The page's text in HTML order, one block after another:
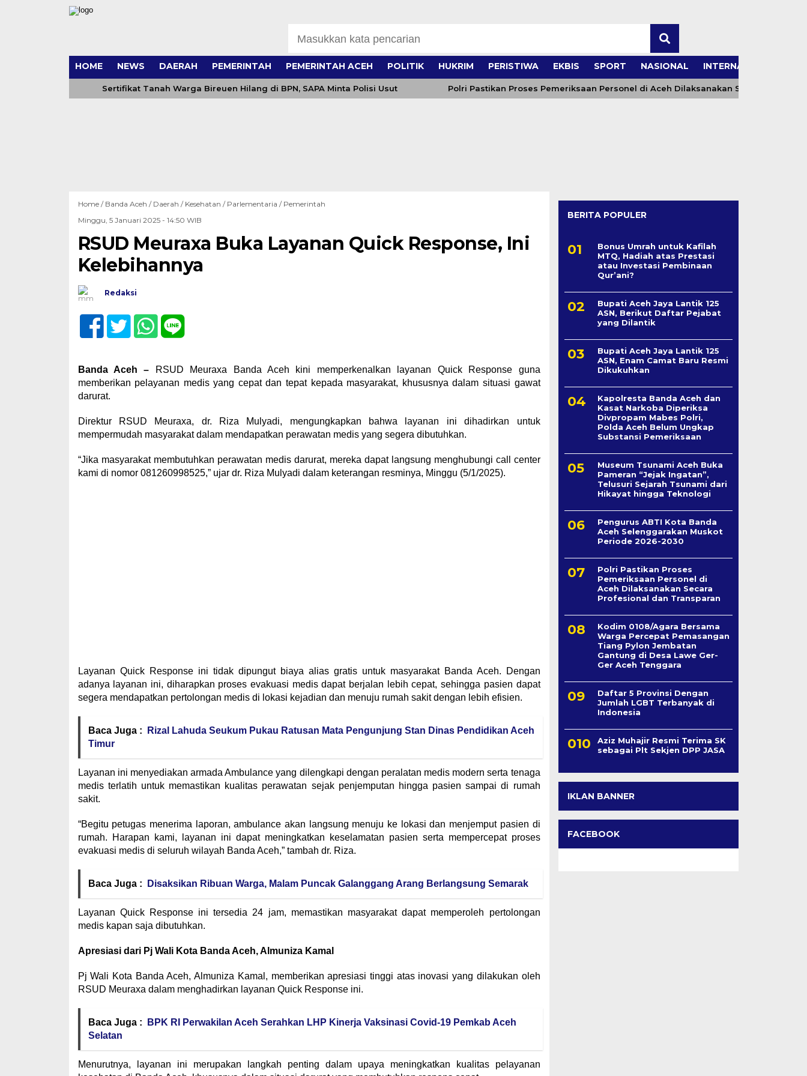
HOME NEWS DAERAH PEMERINTAH PEMERINTAH ACEH POLITIK HUKRIM PERISTIWA EKBIS SPORT NASIONAL INTERNASIONAL
Sertifikat Tanah Warga Bireuen Hilang di BPN, SAPA Minta Polisi Usut Polri Pastikan Proses Pemeriksaan Personel di Aceh Dilaksanakan Secara
Home / Banda Aceh / Daerah / Kesehatan / Parlementaria / Pemerintah
Minggu, 5 Januari 2025 - 14:50 WIB
RSUD Meuraxa Buka Layanan Quick Response, Ini
Kelebihannya
Redaksi
Banda Aceh – RSUD Meuraxa Banda Aceh kini memperkenalkan layanan Quick Response guna
memberikan pelayanan medis yang cepat dan tepat kepada masyarakat, khususnya dalam situasi gawat
darurat.
Direktur RSUD Meuraxa, dr. Riza Mulyadi, mengungkapkan bahwa layanan ini dihadirkan untuk
mempermudah masyarakat dalam mendapatkan perawatan medis yang segera dibutuhkan.
“Jika masyarakat membutuhkan perawatan medis darurat, mereka dapat langsung menghubungi call center
kami di nomor 081260998525,” ujar dr. Riza Mulyadi dalam keterangan resminya, Minggu (5/1/2025).
Layanan Quick Response ini tidak dipungut biaya alias gratis untuk masyarakat Banda Aceh. Dengan
adanya layanan ini, diharapkan proses evakuasi medis dapat berjalan lebih cepat, sehingga pasien dapat
segera mendapatkan pertolongan medis di lokasi kejadian dan menuju rumah sakit dengan lebih efisien.
Baca Juga :
Rizal Lahuda Seukum Pukau Ratusan Mata Pengunjung Stan Dinas Pendidikan Aceh
Timur
Layanan ini menyediakan armada Ambulance yang dilengkapi dengan peralatan medis modern serta tenaga
medis terlatih untuk memastikan kualitas perawatan sejak penjemputan hingga pasien sampai di rumah
sakit.
“Begitu petugas menerima laporan, ambulance akan langsung menuju ke lokasi dan menjemput pasien di
rumah. Harapan kami, layanan ini dapat meningkatkan keselamatan pasien serta mempercepat proses
evakuasi medis di seluruh wilayah Banda Aceh,” tambah dr. Riza.
Baca Juga : Disaksikan Ribuan Warga, Malam Puncak Galanggang Arang Berlangsung Semarak
Layanan Quick Response ini tersedia 24 jam, memastikan masyarakat dapat memperoleh pertolongan
medis kapan saja dibutuhkan.
Apresiasi dari Pj Wali Kota Banda Aceh, Almuniza Kamal
Pj Wali Kota Banda Aceh, Almuniza Kamal, memberikan apresiasi tinggi atas inovasi yang dilakukan oleh
RSUD Meuraxa dalam menghadirkan layanan Quick Response ini.
Baca Juga :
BPK RI Perwakilan Aceh Serahkan LHP Kinerja Vaksinasi Covid-19 Pemkab Aceh
Selatan
Menurutnya, layanan ini merupakan langkah penting dalam upaya meningkatkan kualitas pelayanan
BERITA POPULER
Bonus Umrah untuk Kafilah
MTQ, Hadiah atas Prestasi
atau Investasi Pembinaan
Qur’ani?
Bupati Aceh Jaya Lantik 125
ASN, Berikut Daftar Pejabat
yang Dilantik
Bupati Aceh Jaya Lantik 125
ASN, Enam Camat Baru Resmi
Dikukuhkan
Kapolresta Banda Aceh dan
Kasat Narkoba Diperiksa
Divpropam Mabes Polri,
Polda Aceh Belum Ungkap
Substansi Pemeriksaan
Museum Tsunami Aceh Buka
Pameran “Jejak Ingatan”,
Telusuri Sejarah Tsunami dari
Hikayat hingga Teknologi
Pengurus ABTI Kota Banda
Aceh Selenggarakan Muskot
Periode 2026-2030
Polri Pastikan Proses
Pemeriksaan Personel di
Aceh Dilaksanakan Secara
Profesional dan Transparan
Kodim 0108/Agara Bersama
Warga Percepat Pemasangan
Tiang Pylon Jembatan
Gantung di Desa Lawe Ger-
Ger Aceh Tenggara
Daftar 5 Provinsi Dengan
Jumlah LGBT Terbanyak di
Indonesia
Aziz Muhajir Resmi Terima SK
sebagai Plt Sekjen DPP JASA
IKLAN BANNER
FACEBOOK